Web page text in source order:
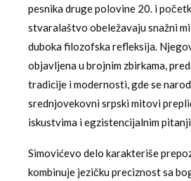
pesnika druge polovine 20. i
stvaralaštvo obeležavaju snažni
duboka filozofska refleksija.
objavljena u brojnim zbirkama,
tradicije i modernosti, gde se
srednjovekovni srpski mitovi
iskustvima i egzistencijalnim
Simovićevo delo karakteriše
kombinuje jezičku preciznost sa